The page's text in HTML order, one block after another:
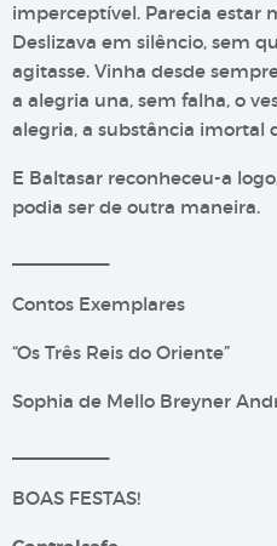
imperceptível. Parecia estar
Deslizava em silêncio, sem
agitasse. Vinha desde
a alegria una, sem falha, o
alegria, a substância imortal
E Baltasar reconheceu-a
podia ser de outra maneira.
Contos Exemplares
“Os Três Reis do Oriente”
Sophia de Mello Breyner
BOAS FESTAS!